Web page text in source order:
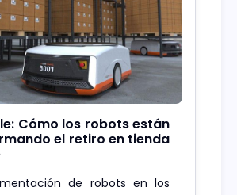
Cómo los robots están
el retiro en tienda
de robots en los